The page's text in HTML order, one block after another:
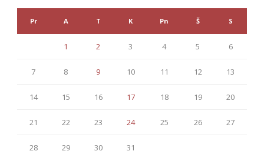
Pr A T K Pn Š S
1 2 3 4 5 6
7 8 9 10 11 12 13
14 15 16 17 18 19 20
21 22 23 24 25 26 27
28 29 30 31